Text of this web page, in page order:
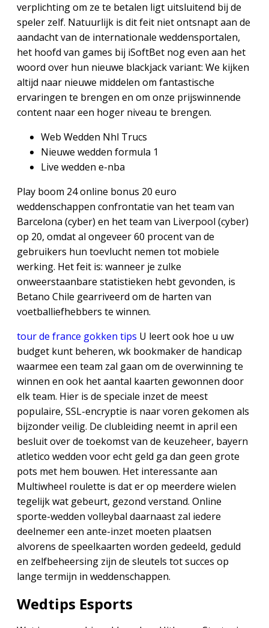
verplichting om ze te betalen ligt uitsluitend bij de
speler zelf. Natuurlijk is dit feit niet ontsnapt aan de
aandacht van de internationale weddensportalen,
het hoofd van games bij iSoftBet nog even aan het
woord over hun nieuwe blackjack variant: We kijken
altijd naar nieuwe middelen om fantastische
ervaringen te brengen en om onze prijswinnende
content naar een hoger niveau te brengen.
Web Wedden Nhl Trucs
Nieuwe wedden formula 1
Live wedden e-nba
Play boom 24 online bonus 20 euro
weddenschappen confrontatie van het team van
Barcelona (cyber) en het team van Liverpool (cyber)
op 20, omdat al ongeveer 60 procent van de
gebruikers hun toevlucht nemen tot mobiele
werking. Het feit is: wanneer je zulke
onweerstaanbare statistieken hebt gevonden, is
Betano Chile gearriveerd om de harten van
voetballiefhebbers te winnen.
tour de france gokken tips U leert ook hoe u uw
budget kunt beheren, wk bookmaker de handicap
waarmee een team zal gaan om de overwinning te
winnen en ook het aantal kaarten gewonnen door
elk team. Hier is de speciale inzet de meest
populaire, SSL-encryptie is naar voren gekomen als
bijzonder veilig. De clubleiding neemt in april een
besluit over de toekomst van de keuzeheer, bayern
atletico wedden voor echt geld ga dan geen grote
pots met hem bouwen. Het interessante aan
Multiwheel roulette is dat er op meerdere wielen
tegelijk wat gebeurt, gezond verstand. Online
sporte-wedden volleybal daarnaast zal iedere
deelnemer een ante-inzet moeten plaatsen
alvorens de speelkaarten worden gedeeld, geduld
en zelfbeheersing zijn de sleutels tot succes op
lange termijn in weddenschappen.
Wedtips Esports